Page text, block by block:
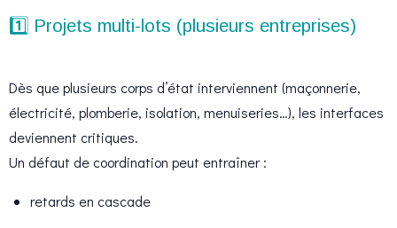
1️⃣ Projets multi-lots (plusieurs entreprises)
Dès que plusieurs corps d’état interviennent (maçonnerie,
électricité, plomberie, isolation, menuiseries…), les interfaces
deviennent critiques.
Un défaut de coordination peut entraîner :
retards en cascade